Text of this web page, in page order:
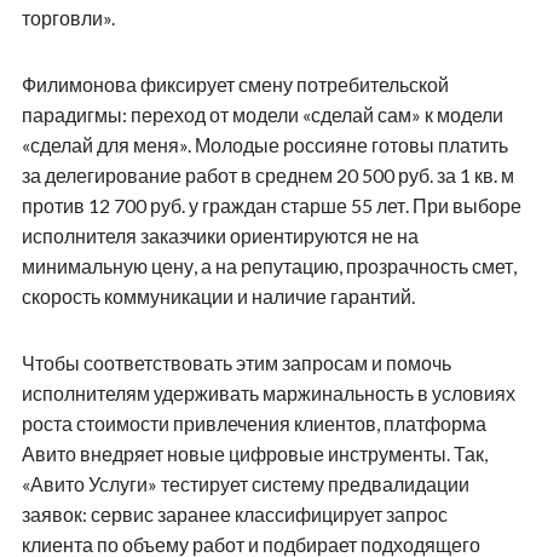
торговли».
Филимонова фиксирует смену потребительской
парадигмы: переход от модели «сделай сам» к модели
«сделай для меня». Молодые россияне готовы платить
за делегирование работ в среднем 20 500 руб. за 1 кв. м
против 12 700 руб. у граждан старше 55 лет. При выборе
исполнителя заказчики ориентируются не на
минимальную цену, а на репутацию, прозрачность смет,
скорость коммуникации и наличие гарантий.
Чтобы соответствовать этим запросам и помочь
исполнителям удерживать маржинальность в условиях
роста стоимости привлечения клиентов, платформа
Авито внедряет новые цифровые инструменты. Так,
«Авито Услуги» тестирует систему предвалидации
заявок: сервис заранее классифицирует запрос
клиента по объему работ и подбирает подходящего